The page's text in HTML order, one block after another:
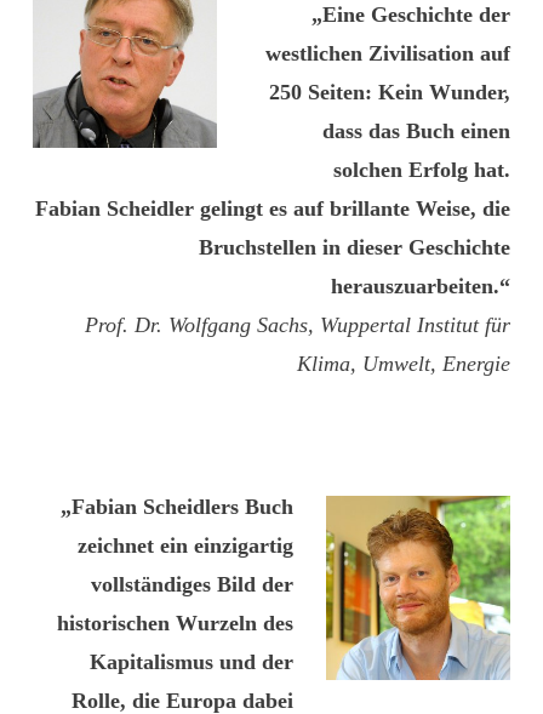
„Eine Geschichte der
westlichen Zivilisation auf
250 Seiten: Kein Wunder,
dass das Buch einen
solchen Erfolg hat.
Fabian Scheidler gelingt es auf brillante Weise, die
Bruchstellen in dieser Geschichte
herauszuarbeiten.“
Prof. Dr. Wolfgang Sachs, Wuppertal Institut für
Klima, Umwelt, Energie
„Fabian Scheidlers Buch
zeichnet ein einzigartig
vollständiges Bild der
historischen Wurzeln des
Kapitalismus und der
Rolle, die Europa dabei